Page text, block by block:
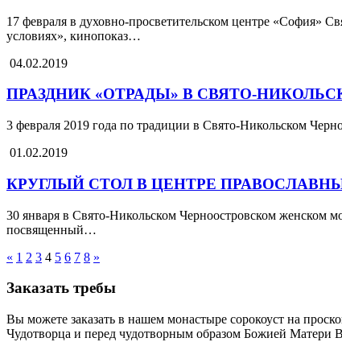
17 февраля в духовно-просветительском центре «София»
условиях», кинопоказ…
04.02.2019
ПРАЗДНИК «ОТРАДЫ» В СВЯТО-
3 февраля 2019 года по традиции в Свято-Никольском
01.02.2019
КРУГЛЫЙ СТОЛ В ЦЕНТРЕ
30 января в Свято-Никольском Черноостровском женском
посвященный…
« 1 2 3 4 5 6 7 8 »
Заказать требы
Вы можете заказать в нашем монастыре сорокоуст на
Чудотворца и перед чудотворным образом Божией